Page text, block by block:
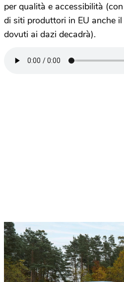
per qualità e accessibilità
di siti produttori in EU anche
dovuti ai dazi decadrà).